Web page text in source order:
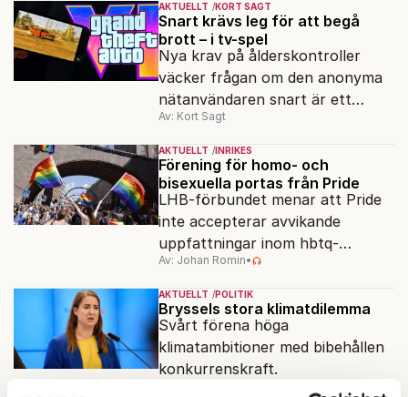
AKTUELLT KORT SAGT
Snart krävs leg för att begå
brott – i tv-spel
Nya krav på ålderskontroller
väcker frågan om den anonyma
nätanvändaren snart är ett
minne blott.
Av: Kort Sagt
AKTUELLT INRIKES
Förening för homo- och
bisexuella portas från Pride
LHB-förbundet menar att Pride
inte accepterar avvikande
uppfattningar inom hbtq-
rörelsen. "Vi har inga problem
med transpersoner", säger
ordföranden Linn Saarinen.
Av: Johan Romin•
AKTUELLT POLITIK
Bryssels stora klimatdilemma
Svårt förena höga
klimatambitioner med bibehållen
konkurrenskraft.